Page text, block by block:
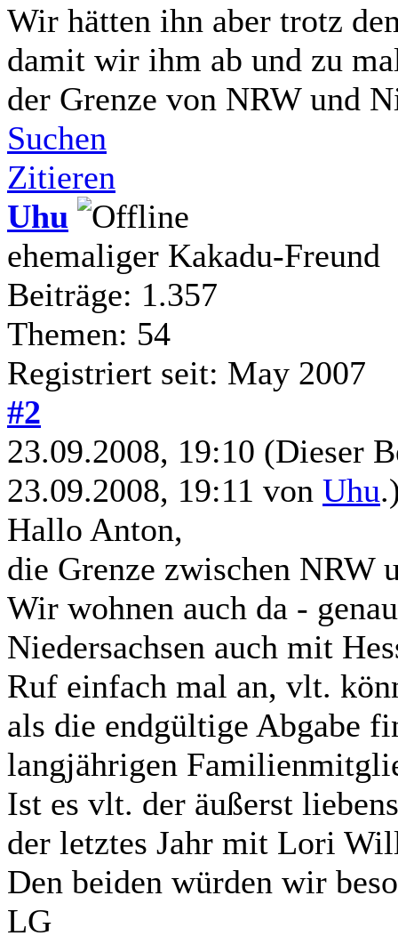
Wir hätten ihn aber trotz
damit wir ihm ab und zu
der Grenze von NRW und
Suchen
Zitieren
Uhu
ehemaliger Kakadu-Freund
Beiträge: 1.357
Themen: 54
Registriert seit: May 2007
#2
23.09.2008, 19:10 (Dieser
23.09.2008, 19:11 von Uhu
Hallo Anton,
die Grenze zwischen NRW
Wir wohnen auch da -
Niedersachsen auch mit
Ruf einfach mal an, vlt.
als die endgültige Abgabe
langjährigen
Ist es vlt. der äußerst
der letztes Jahr mit Lori
Den beiden würden wir
LG